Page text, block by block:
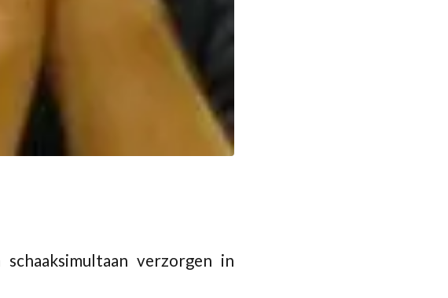
verzorgen in